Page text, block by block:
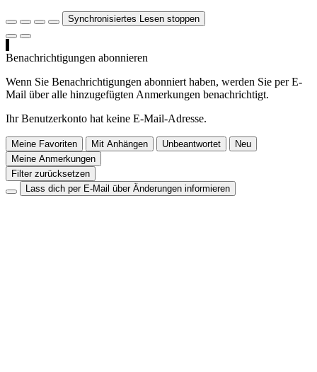
Synchronisiertes Lesen stoppen
Benachrichtigungen abonnieren
Wenn Sie Benachrichtigungen abonniert haben, werden Sie per E-
Mail über alle hinzugefügten Anmerkungen benachrichtigt.
Ihr Benutzerkonto hat keine E-Mail-Adresse.
Meine Favoriten Mit Anhängen Unbeantwortet
Neu
Meine Anmerkungen
Filter zurücksetzen
Lass dich per E-Mail über Änderungen informieren